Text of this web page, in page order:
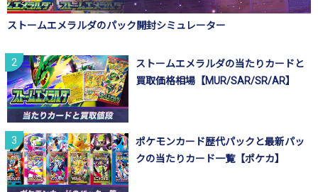
ストームエメラルダのパック開封シミュレーター
ストームエメラルダの当たりカードと
買取価格相場【MUR/SAR/SR/AR】
ポケモンカード歴代パックと最新パッ
クの当たりカード一覧【ポケカ】